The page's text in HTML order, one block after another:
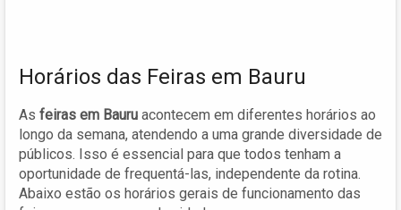
Horários das Feiras em Bauru
As feiras em Bauru acontecem em diferentes horários ao
longo da semana, atendendo a uma grande diversidade de
públicos. Isso é essencial para que todos tenham a
oportunidade de frequentá-las, independente da rotina.
Abaixo estão os horários gerais de funcionamento das